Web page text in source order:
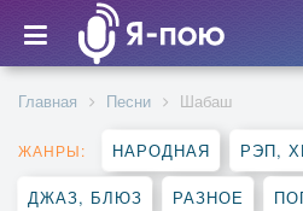
Главная Песни Шабаш
ЖАНРЫ: НАРОДНАЯ РЭП,
ДЖАЗ, БЛЮЗ РАЗНОЕ